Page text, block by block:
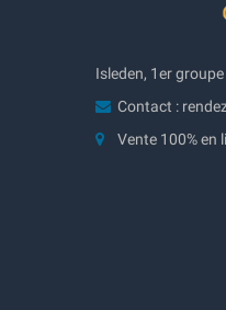
Isleden, 1er
Contact :
Vente 100% en